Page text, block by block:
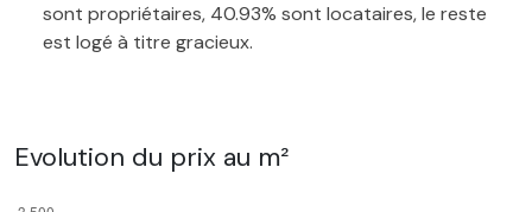
sont propriétaires, 40.93% sont locataires, le reste
est logé à titre gracieux.
Evolution du prix au m²